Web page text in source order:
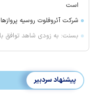
است
شرکت آئروفلوت روسیه
بسنت: به زودی شاهد توافق
پیشنهاد سردبیر